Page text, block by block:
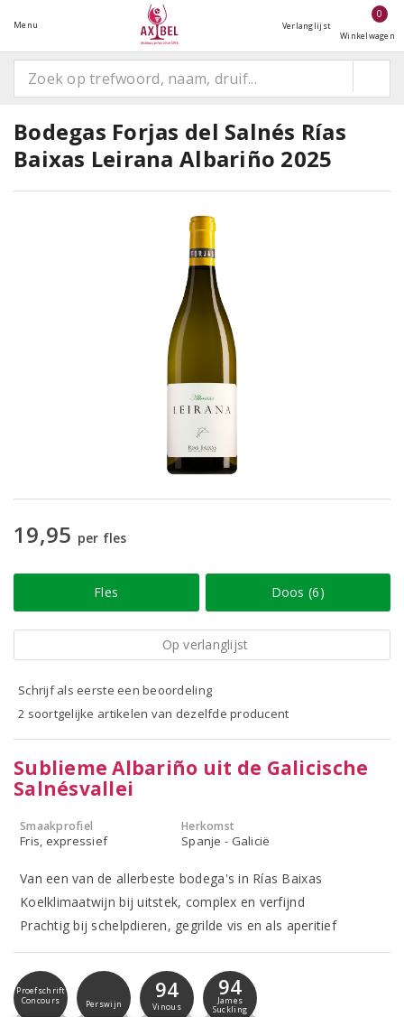
Menu Verlanglijst
0
Winkelwagen
Bodegas Forjas del Salnés Rías
Baixas Leirana Albariño 2025
19,95 per fles
Fles Doos (6)
Op verlanglijst
Schrijf als eerste een beoordeling
2 soortgelijke artikelen van dezelfde producent
Sublieme Albariño uit de Galicische
Salnésvallei
Smaakprofiel
Fris, expressief
Herkomst
Spanje - Galicië
Van een van de allerbeste bodega's in Rías Baixas
Koelklimaatwijn bij uitstek, complex en verfijnd
Prachtig bij schelpdieren, gegrilde vis en als aperitief
Proefschrift
Concours
Perswijn
94
Vinous
94
James
Suckling